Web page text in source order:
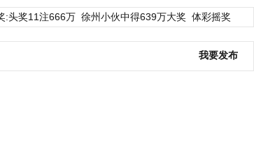
:头奖11注666万 徐州小伙中得639万大奖 体彩摇奖
我要发布